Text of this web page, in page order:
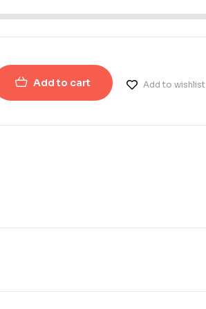
Add to cart Add to wishlist